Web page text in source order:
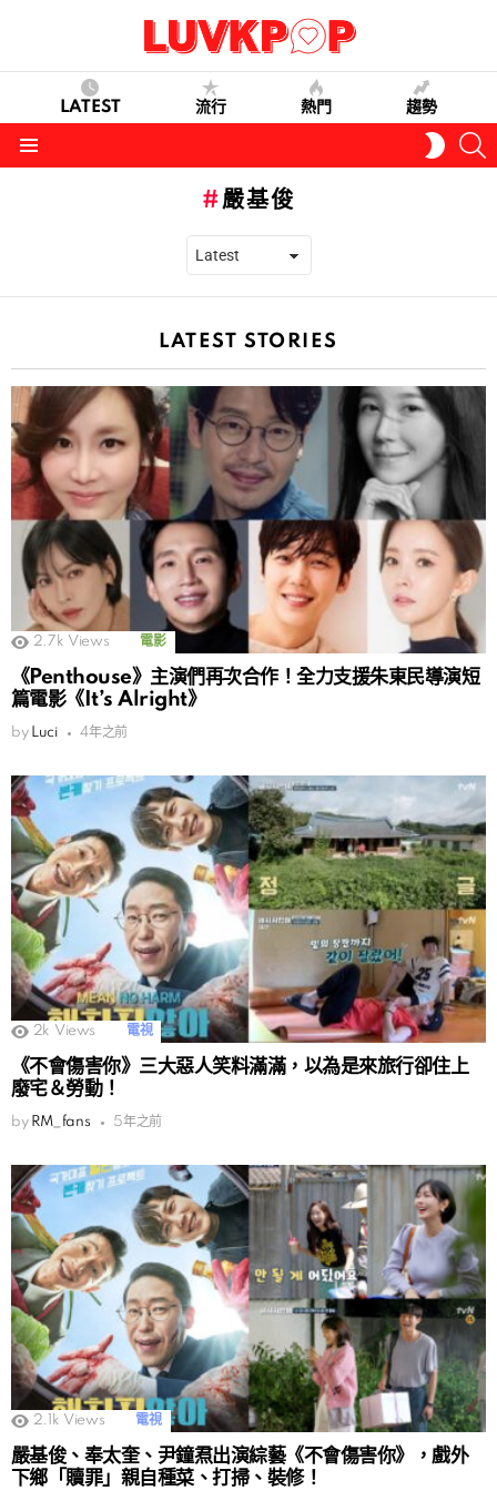
LATEST 流行 熱門 趨勢
SKIN
嚴基俊
LATEST STORIES
2.7k Views 電影
《Penthouse》主演們再次合作！全力支援朱東民導演短
篇電影《It’s Alright》
by Luci 4年之前
2k Views 電視
《不會傷害你》三大惡人笑料滿滿，以為是來旅行卻住上
廢宅＆勞動！
by RM_fans 5年之前
2.1k Views 電視
嚴基俊、奉太奎、尹鐘焄出演綜藝《不會傷害你》，戲外
下鄉「贖罪」親自種菜、打掃、裝修！